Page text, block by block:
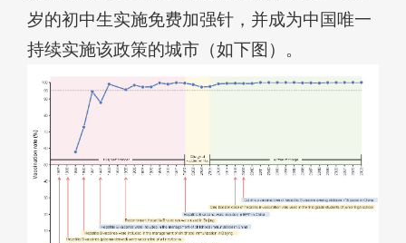
岁的初中生实施免费加强针，并成为中国唯一
持续实施该政策的城市（如下图）。